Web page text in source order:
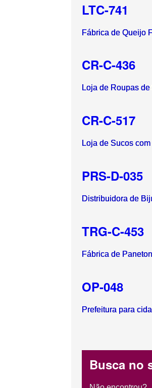
LTC-741
Fábrica de Queijo
CR-C-436
Loja de Roupas
CR-C-517
Loja de Sucos
PRS-D-035
Distribuidora de
TRG-C-453
Fábrica de
OP-048
Prefeitura para
Busca no